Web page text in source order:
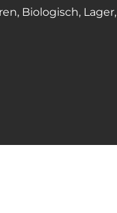
, Biologisch, Lager,